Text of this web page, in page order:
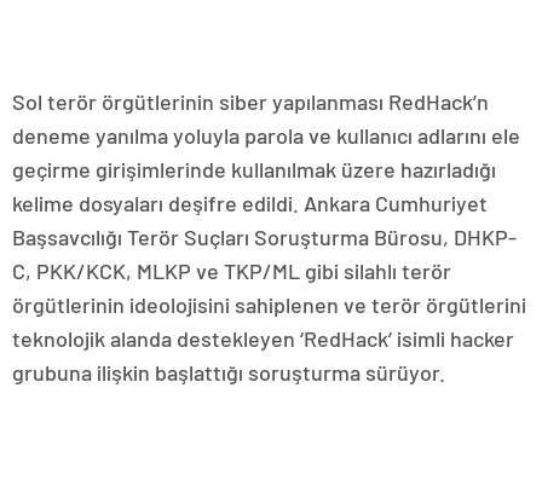
Sol terör örgütlerinin siber yapılanması RedHack’n
deneme yanılma yoluyla parola ve kullanıcı adlarını ele
geçirme girişimlerinde kullanılmak üzere hazırladığı
kelime dosyaları deşifre edildi. Ankara Cumhuriyet
Başsavcılığı Terör Suçları Soruşturma Bürosu, DHKP-
C, PKK/KCK, MLKP ve TKP/ML gibi silahlı terör
örgütlerinin ideolojisini sahiplenen ve terör örgütlerini
teknolojik alanda destekleyen ‘RedHack’ isimli hacker
grubuna ilişkin başlattığı soruşturma sürüyor.